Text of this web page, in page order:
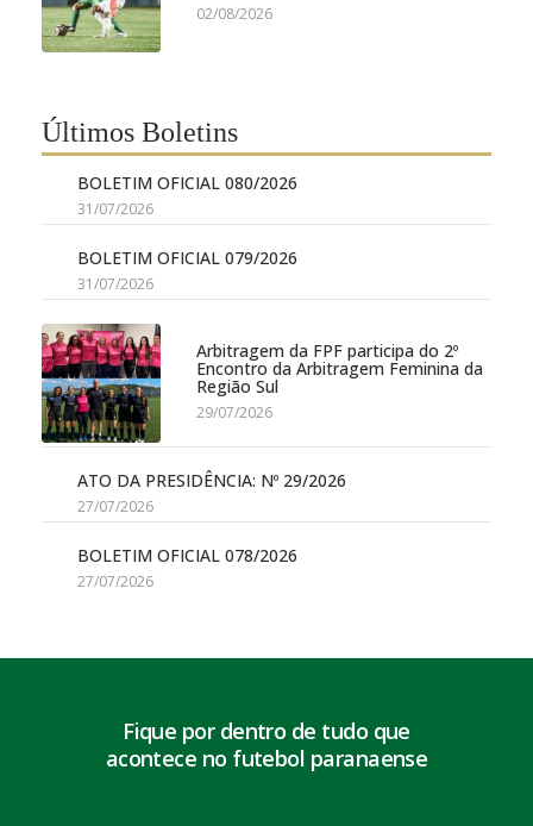
02/08/2026
Últimos Boletins
BOLETIM OFICIAL 080/2026
31/07/2026
BOLETIM OFICIAL 079/2026
31/07/2026
Arbitragem da FPF participa do 2º
Encontro da Arbitragem Feminina da
Região Sul
29/07/2026
ATO DA PRESIDÊNCIA: Nº 29/2026
27/07/2026
BOLETIM OFICIAL 078/2026
27/07/2026
Fique por dentro de tudo que
acontece no futebol paranaense